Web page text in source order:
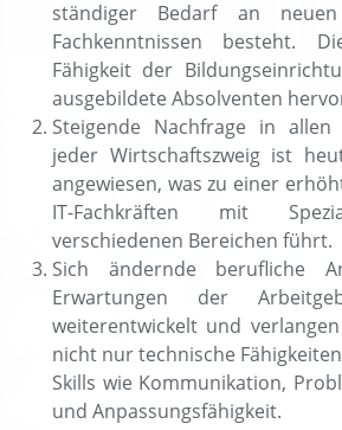
ständiger Bedarf an
Fachkenntnissen besteht.
Fähigkeit der
ausgebildete Absolventen
Steigende Nachfrage in allen
jeder Wirtschaftszweig ist
angewiesen, was zu einer
IT-Fachkräften mit
verschiedenen Bereichen führt.
Sich ändernde berufliche
Erwartungen der
weiterentwickelt und
nicht nur technische
Skills wie Kommunikation,
und Anpassungsfähigkeit.